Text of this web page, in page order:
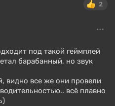
2
под такой геймплей
барабанный, но звук
видно все же они провели
всё плавно